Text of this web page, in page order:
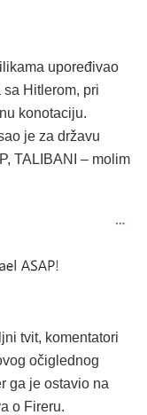
upoređivao
Hitlerom, pri
konotaciju.
je za državu
TALIBANI – molim
tvit, komentatori
očiglednog
ga je ostavio na
o Fireru.